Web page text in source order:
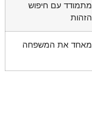
מתמודד עם חיפוש
הזהות
מאחד את המשפחה